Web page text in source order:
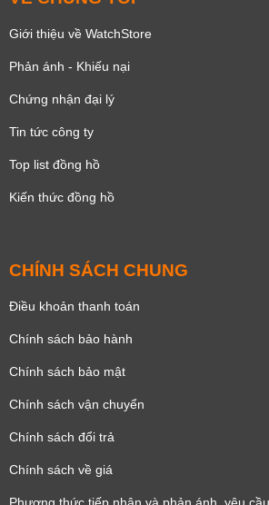
Giới thiệu về WatchStore
Phản ánh - Khiếu nại
Chứng nhận đại lý
Tin tức công ty
Top list đồng hồ
Kiến thức đồng hồ
CHÍNH SÁCH CHUNG
Điều khoản thanh toán
Chính sách bảo hành
Chính sách bảo mật
Chính sách vận chuyển
Chính sách đổi trả
Chính sách về giá